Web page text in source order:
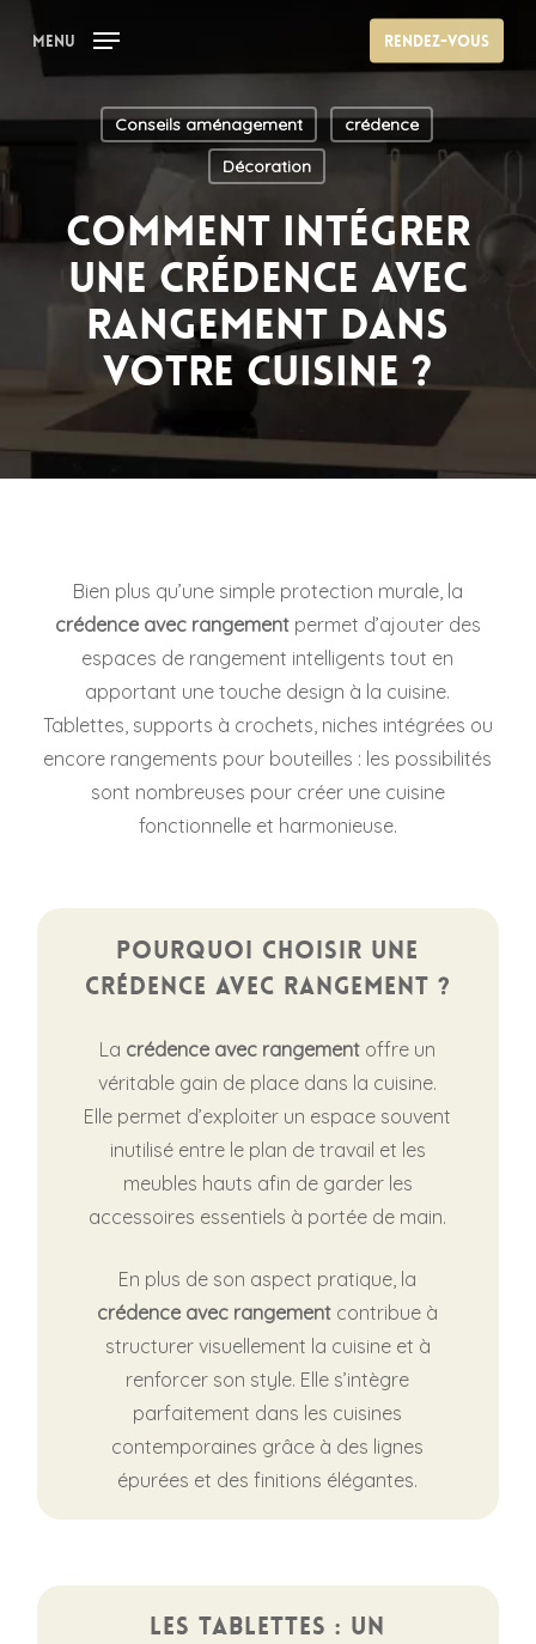
content
Rendez-vous
Menu
Conseils aménagement
crédence
Décoration
Comment intégrer
une crédence avec
rangement dans
votre cuisine ?
Bien plus qu’une simple protection murale, la
crédence avec rangementpermet d’ajouter des
espaces de rangement intelligents tout en
apportant une touche design à la cuisine.
Tablettes, supports à crochets, niches intégrées ou
encore rangements pour bouteilles : les possibilités
sont nombreuses pour créer une cuisine
fonctionnelle et harmonieuse.
Pourquoi choisir une
crédence avec rangement ?
La crédence avec rangement offre un
véritable gain de place dans la cuisine.
Elle permet d’exploiter un espace souvent
inutilisé entre le plan de travail et les
meubles hauts afin de garder les
accessoires essentiels à portée de main.
En plus de son aspect pratique, la
crédence avec rangement contribue à
structurer visuellement la cuisine et à
renforcer son style. Elle s’intègre
parfaitement dans les cuisines
contemporaines grâce à des lignes
épurées et des finitions élégantes.
Les tablettes : un